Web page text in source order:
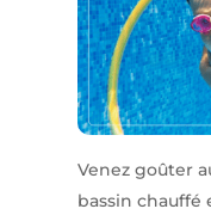
Venez goûter
bassin chauffé